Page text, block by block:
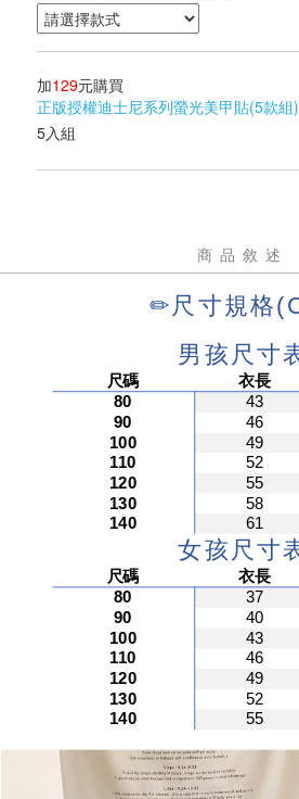
加129元購買
正版授權迪士尼系列螢光美甲貼(5款組)
5入組
商品敘述